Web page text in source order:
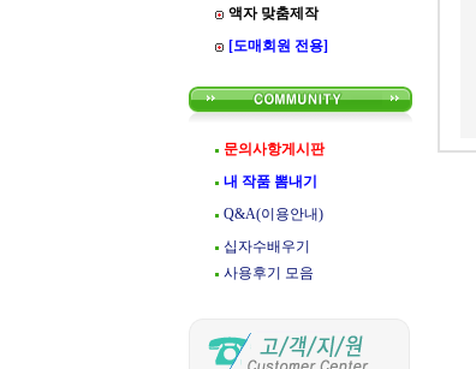
액자 맞춤제작
[도매회원 전용]
문의사항게시판
내 작품 뽐내기
Q&A(이용안내)
십자수배우기
사용후기 모음